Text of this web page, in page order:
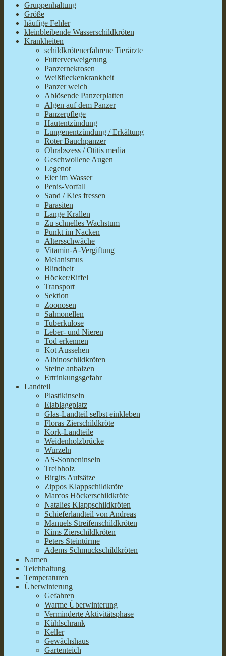
Gruppenhaltung
Größe
häufige Fehler
kleinbleibende Wasserschildkröten
Krankheiten
schildkrötenerfahrene Tierärzte
Futterverweigerung
Panzernekrosen
Weißfleckenkrankheit
Panzer weich
Ablösende Panzerplatten
Algen auf dem Panzer
Panzerpflege
Hautentzündung
Lungenentzündung / Erkältung
Roter Bauchpanzer
Ohrabszess / Otitis media
Geschwollene Augen
Legenot
Eier im Wasser
Penis-Vorfall
Sand / Kies fressen
Parasiten
Lange Krallen
Zu schnelles Wachstum
Punkt im Nacken
Altersschwäche
Vitamin-A-Vergiftung
Melanismus
Blindheit
Höcker/Riffel
Transport
Sektion
Zoonosen
Salmonellen
Tuberkulose
Leber- und Nieren
Tod erkennen
Kot Aussehen
Albinoschildkröten
Steine anbalzen
Ertrinkungsgefahr
Landteil
Plastikinseln
Eiablageplatz
Glas-Landteil selbst einkleben
Floras Zierschildkröte
Kork-Landteile
Weidenholzbrücke
Wurzeln
AS-Sonneninseln
Treibholz
Birgits Aufsätze
Zippos Klappschildkröte
Marcos Höckerschildkröte
Natalies Klappschildkröten
Schieferlandteil von Andreas
Manuels Streifenschildkröten
Kims Zierschildkröten
Peters Steintürme
Adems Schmuckschildkröten
Namen
Teichhaltung
Temperaturen
Überwinterung
Gefahren
Warme Überwinterung
Verminderte Aktivitätsphase
Kühlschrank
Keller
Gewächshaus
Gartenteich